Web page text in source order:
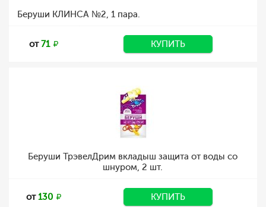
Беруши КЛИНСА №2, 1 пара.
от71 КУПИТЬ
Беруши ТрэвелДрим вкладыш защита от воды со
шнуром, 2 шт.
от130 КУПИТЬ